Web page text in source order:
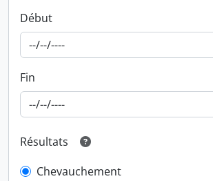
Début
Fin
Résultats
Chevauchement